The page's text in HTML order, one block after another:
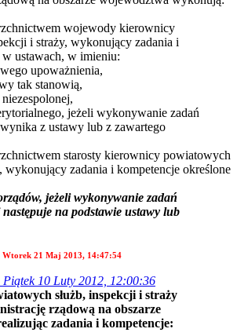
wojewody kierownicy
i straży, wykonujący zadania i
ustawach, w imieniu:
upoważnienia,
tak stanowią,
jeżeli wykonywanie zadań
z ustawy lub z zawartego
starosty kierownicy powiatowych
wykonujący zadania i kompetencje określone
jeżeli wykonywanie zadań
na podstawie ustawy lub
Wtorek 21 Maj 2013, 14:47:54
10 Luty 2012, 12:00:36
służb, inspekcji i straży
rządową na obszarze
zadania i kompetencje: